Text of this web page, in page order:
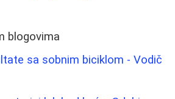
blogovima
sa sobnim biciklom - Vodič